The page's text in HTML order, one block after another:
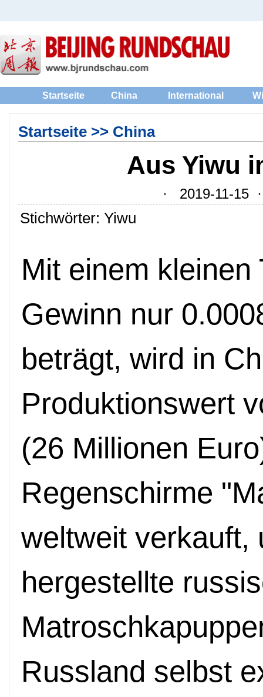
Startseite China International
Startseite>> China
Aus Yiwu
· 2019-11-15
Stichwörter: Yiwu
Mit einem
Gewinn nur
beträgt, wird in
Produktionswert
(26 Millionen
Regenschirme
weltweit verkauft,
hergestellte
Russland selbst